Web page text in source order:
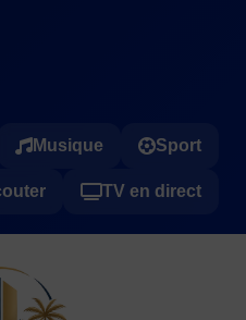
Musique Sport
TV en direct